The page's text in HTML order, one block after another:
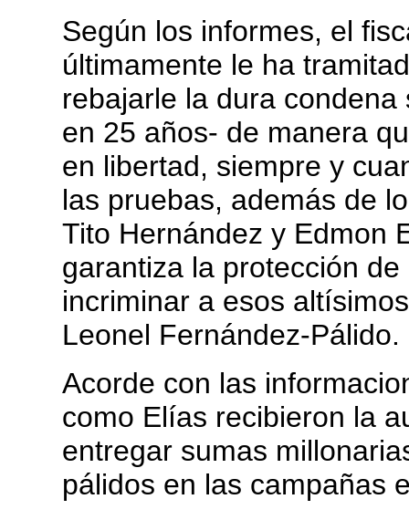
Según los informes, el
últimamente le ha
rebajarle la dura
en 25 años- de manera
en libertad, siempre y
las pruebas, además de
Tito Hernández y Edmon
garantiza la protección
incriminar a esos
Leonel Fernández-Pálido.
Acorde con las
como Elías recibieron la
entregar sumas
pálidos en las campañas